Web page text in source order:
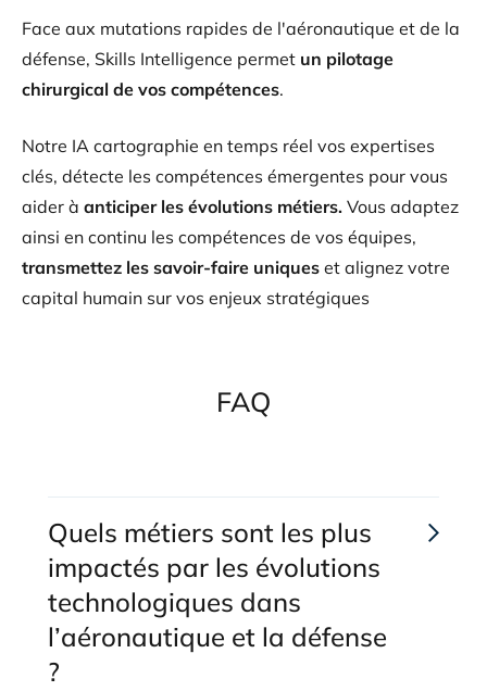
Face aux mutations rapides de l'aéronautique et de la
défense, Skills Intelligence permet un pilotage
chirurgical de vos compétences.
Notre IA cartographie en temps réel vos expertises
clés, détecte les compétences émergentes pour vous
aider à anticiper les évolutions métiers. Vous adaptez
ainsi en continu les compétences de vos équipes,
transmettez les savoir-faire uniques et alignez votre
capital humain sur vos enjeux stratégiques
FAQ
Quels métiers sont les plus
impactés par les évolutions
technologiques dans
l’aéronautique et la défense
?